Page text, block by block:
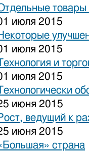
товары
июля 2015
июля 2015
и
июля 2015
июня 2015
ведущий к
июня 2015
страна